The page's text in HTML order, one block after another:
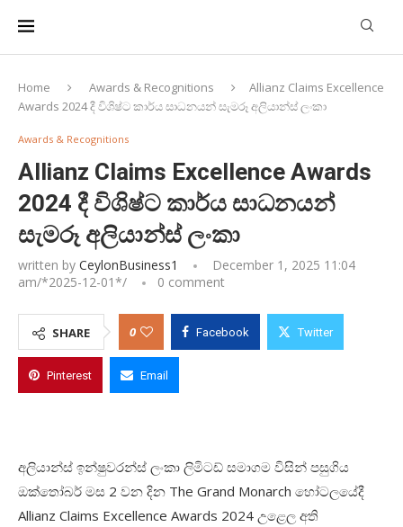
Home Awards & Recognitions
Allianz Claims Excellence
Awards 2024 දී විශිෂ්ට කාර්ය සාධනයන් සැමරූ අලියාන්ස් ලංකා
Awards & Recognitions
Allianz Claims Excellence Awards
2024 දී විශිෂ්ට කාර්ය සාධනයන්
සැමරූ අලියාන්ස් ලංකා
written by CeylonBusiness1
December 1, 2025 11:04
am/*2025-12-01*/ 0 comment
SHARE 0 Facebook Twitter
Pinterest Email
අලියාන්ස් ඉන්ෂුවරන්ස් ලංකා ලිමිටඩ් සමාගම විසින් පසුගිය
ඔක්තෝබර් මස 2 වන දින The Grand Monarch හෝටලයේදී
Allianz Claims Excellence Awards 2024 උළෙල අති